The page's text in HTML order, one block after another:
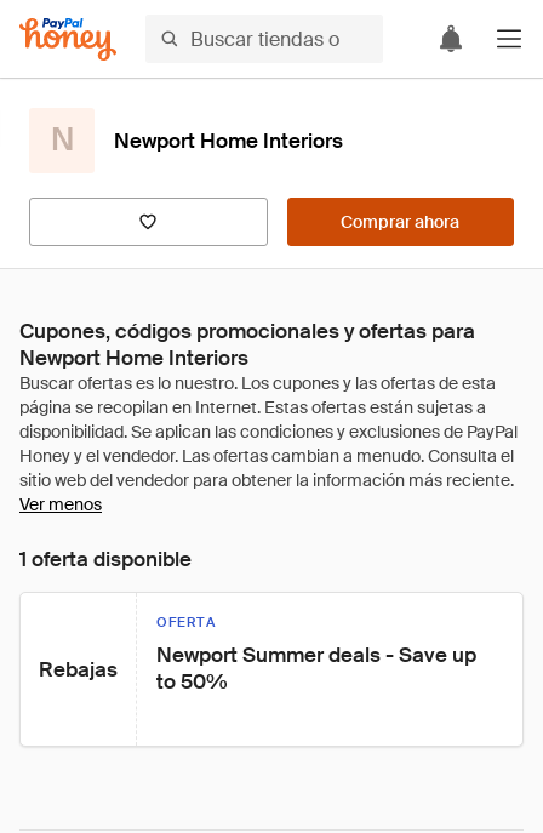
N Newport Home Interiors
Comprar ahora
Cupones, códigos promocionales y ofertas para
Newport Home Interiors
Ver menos
1 oferta disponible
Rebajas
OFERTA
Newport Summer deals - Save up
to 50%